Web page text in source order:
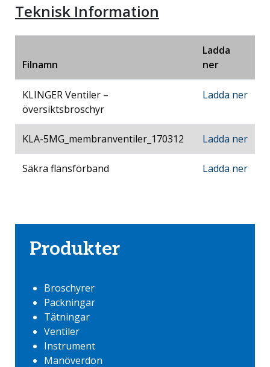
Teknisk Information
Filnamn
Ladda
ner
KLINGER Ventiler –
översiktsbroschyr
Ladda ner
KLA-5MG_membranventiler_170312 Ladda ner
Säkra flänsförband Ladda ner
Produkter
Broschyrer
Packningar
Tätningar
Ventiler
Instrument
Manöverdon